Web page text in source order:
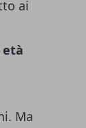
ai
età
Ma